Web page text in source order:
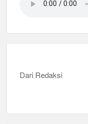
Dari Redaksi